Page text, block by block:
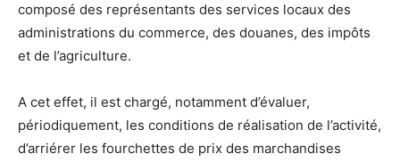
composé des représentants des services locaux des
administrations du commerce, des douanes, des impôts
et de l’agriculture.
A cet effet, il est chargé, notamment d’évaluer,
périodiquement, les conditions de réalisation de l’activité,
d’arriérer les fourchettes de prix des marchandises